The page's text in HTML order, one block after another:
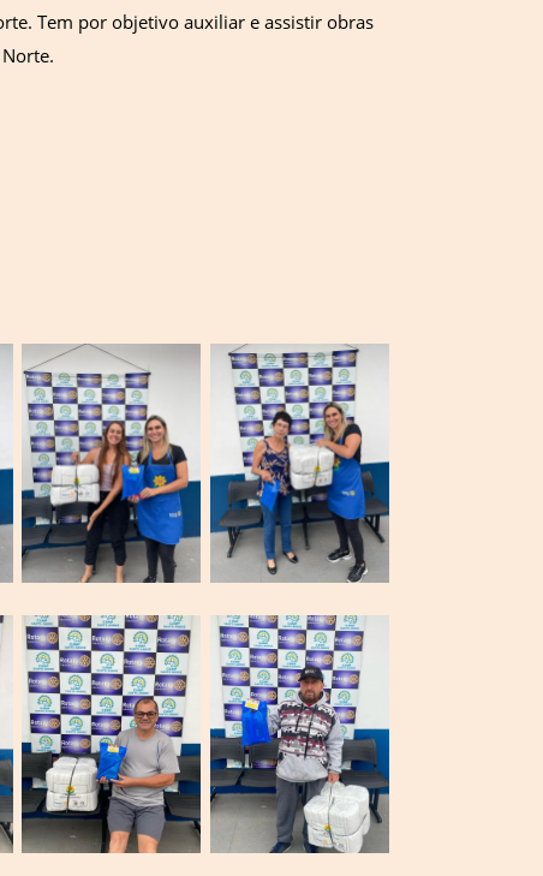
Tem por objetivo auxiliar e assistir obras